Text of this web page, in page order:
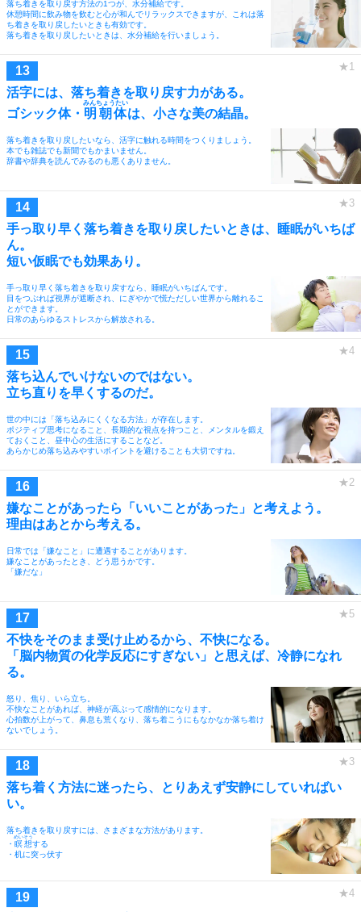
落ち着きを取り戻す方法の1つが、水分補給です。
休憩時間に飲み物を飲むと心が和んでリラックスできますが、これは落
ち着きを取り戻したいときも有効です。
落ち着きを取り戻したいときは、水分補給を行いましょう。
活字には、落ち着きを取り戻す力がある。
ゴシック体・ 明朝体
みんちょうたい
は、小さな美の結晶。
落ち着きを取り戻したいなら、活字に触れる時間をつくりましょう。
本でも雑誌でも新聞でもかまいません。
辞書や辞典を読んでみるのも悪くありません。
手っ取り早く落ち着きを取り戻したいときは、睡眠がいちば
ん。
短い仮眠でも効果あり。
手っ取り早く落ち着きを取り戻すなら、睡眠がいちばんです。
目をつぶれば視界が遮断され、にぎやかで慌ただしい世界から離れるこ
とができます。
日常のあらゆるストレスから解放される。
落ち込んでいけないのではない。
立ち直りを早くするのだ。
世の中には「落ち込みにくくなる方法」が存在します。
ポジティブ思考になること、長期的な視点を持つこと、メンタルを鍛え
ておくこと、昼中心の生活にすることなど。
あらかじめ落ち込みやすいポイントを避けることも大切ですね。
嫌なことがあったら「いいことがあった」と考えよう。
理由はあとから考える。
日常では「嫌なこと」に遭遇することがあります。
嫌なことがあったとき、どう思うかです。
「嫌だな」
不快をそのまま受け止めるから、不快になる。
「脳内物質の化学反応にすぎない」と思えば、冷静になれ
る。
怒り、焦り、いら立ち。
不快なことがあれば、神経が高ぶって感情的になります。
心拍数が上がって、鼻息も荒くなり、落ち着こうにもなかなか落ち着け
ないでしょう。
落ち着く方法に迷ったら、とりあえず安静にしていればい
い。
落ち着きを取り戻すには、さまざまな方法があります。
・ 瞑想
めいそう
する
・机に突っ伏す